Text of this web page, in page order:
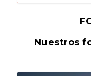
Nuestros